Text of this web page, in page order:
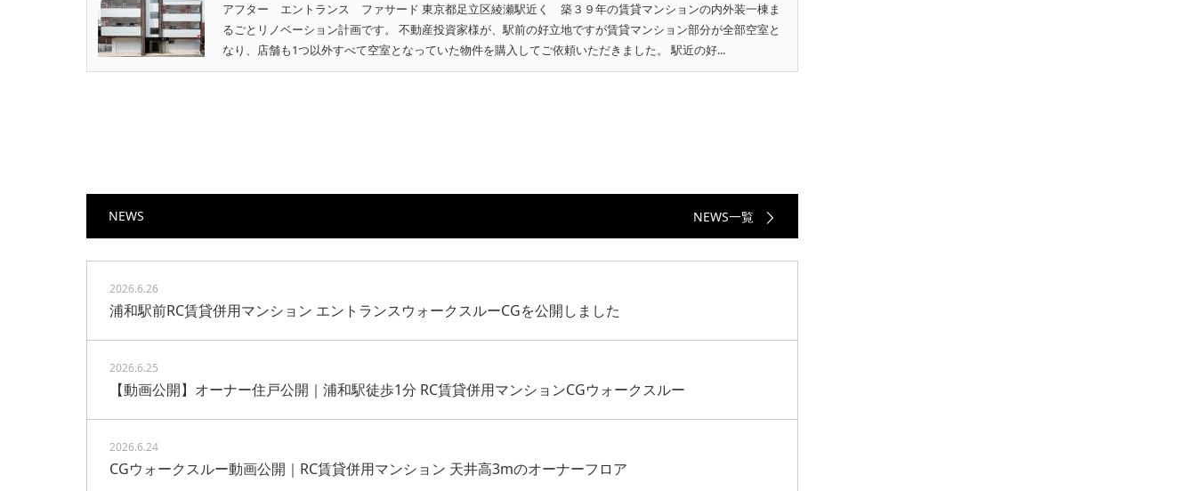
アフター エントランス ファサード 東京都足立区綾瀬駅近く 築３９年の賃貸マンションの内外装一棟ま
るごとリノベーション計画です。 不動産投資家様が、駅前の好立地ですが賃貸マンション部分が全部空室と
なり、店舗も1つ以外すべて空室となっていた物件を購入してご依頼いただきました。 駅近の好...
NEWS NEWS一覧
2026.6.26
浦和駅前RC賃貸併用マンション エントランスウォークスルーCGを公開しました
2026.6.25
【動画公開】オーナー住戸公開｜浦和駅徒歩1分 RC賃貸併用マンションCGウォークスルー
2026.6.24
CGウォークスルー動画公開｜RC賃貸併用マンション 天井高3mのオーナーフロア